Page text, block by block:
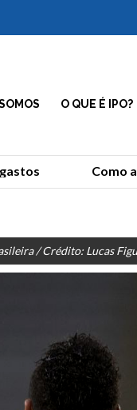
O QUE É IPO?
Como a
/ Crédito: Lucas